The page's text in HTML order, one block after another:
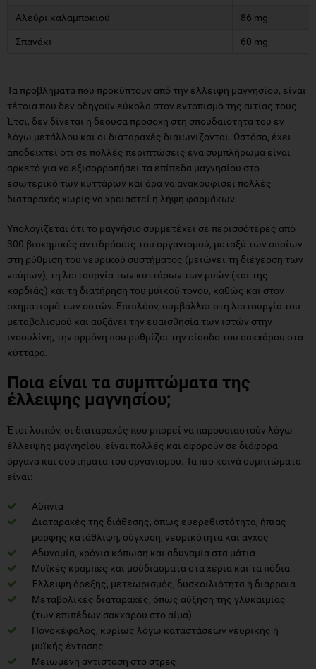
Αλεύρι καλαμποκιού 86 mg
Σπανάκι 60 mg
Τα προβλήματα που προκύπτουν από την έλλειψη μαγνησίου, είναι
τέτοια που δεν οδηγούν εύκολα στον εντοπισμό της αιτίας τους.
Έτσι, δεν δίνεται η δέουσα προσοχή στη σπουδαιότητα του εν
λόγω μετάλλου και οι διαταραχές διαιωνίζονται. Ωστόσο, έχει
αποδειχτεί ότι σε πολλές περιπτώσεις ένα συμπλήρωμα είναι
αρκετό για να εξισορροπήσει τα επίπεδα μαγνησίου στο
εσωτερικό των κυττάρων και άρα να ανακουφίσει πολλές
διαταραχές χωρίς να χρειαστεί η λήψη φαρμάκων.
Υπολογίζεται ότι το μαγνήσιο συμμετέχει σε περισσότερες από
300 βιοχημικές αντιδράσεις του οργανισμού, μεταξύ των οποίων
στη ρύθμιση του νευρικού συστήματος (μειώνει τη διέγερση των
νεύρων), τη λειτουργία των κυττάρων των μυών (και της
καρδιάς) και τη διατήρηση του μυϊκού τόνου, καθώς και στον
σχηματισμό των οστών. Επιπλέον, συμβάλλει στη λειτουργία του
μεταβολισμού και αυξάνει την ευαισθησία των ιστών στην
ινσουλίνη, την ορμόνη που ρυθμίζει την είσοδο του σακχάρου στα
κύτταρα.
Ποια είναι τα συμπτώματα της
έλλειψης μαγνησίου;
Έτσι λοιπόν, οι διαταραχές που μπορεί να παρουσιαστούν λόγω
έλλειψης μαγνησίου, είναι πολλές και αφορούν σε διάφορα
όργανα και συστήματα του οργανισμού. Τα πιο κοινά συμπτώματα
είναι:
Αϋπνία
Διαταραχές της διάθεσης, όπως ευερεθιστότητα, ήπιας
μορφής κατάθλιψη, σύγχυση, νευρικότητα και άγχος
Αδυναμία, χρόνια κόπωση και αδυναμία στα μάτια
Μυϊκές κράμπες και μούδιασματα στα χέρια και τα πόδια
Έλλειψη όρεξης, μετεωρισμός, δυσκοιλιότητα ή διάρροια
Μεταβολικές διαταραχές, όπως αύξηση της γλυκαιμίας
(των επιπέδων σακχάρου στο αίμα)
Πονοκέφαλος, κυρίως λόγω καταστάσεων νευρικής ή
μυϊκής έντασης
Μειωμένη αντίσταση στο στρες